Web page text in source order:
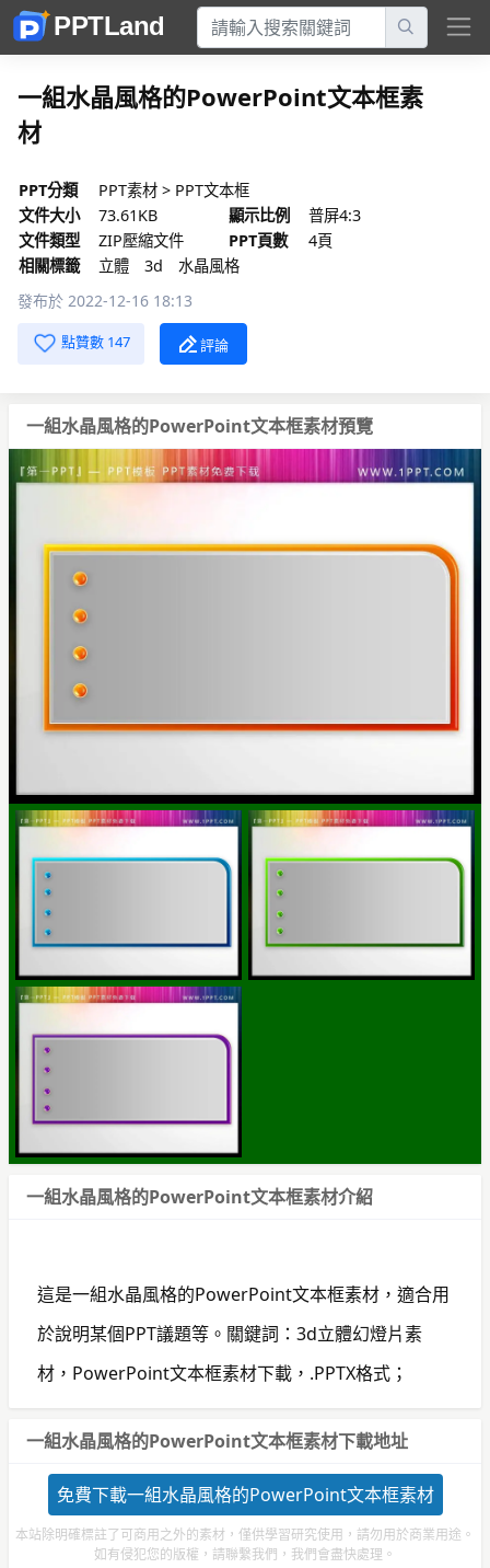
一組水晶風格的PowerPoint文本框素
材
PPT分類 PPT素材 > PPT文本框
文件大小
73.61KB 顯示比例
普屏4:3
文件類型
ZIP壓縮文件 PPT頁數
4頁
相關標籤
立體 3d
水晶風格
發布於 2022-12-16 18:13
點贊數 147 評論
一組水晶風格的PowerPoint文本框素材預覽
一組水晶風格的PowerPoint文本框素材介紹
這是一組水晶風格的PowerPoint文本框素材，適合用
於說明某個PPT議題等。關鍵詞：3d立體幻燈片素
材，PowerPoint文本框素材下載，.PPTX格式；
一組水晶風格的PowerPoint文本框素材下載地址
免費下載一組水晶風格的PowerPoint文本框素材
本站除明確標註了可商用之外的素材，僅供學習研究使用，請勿用於商業用途。
如有侵犯您的版權，請聯繫我們，我們會盡快處理。